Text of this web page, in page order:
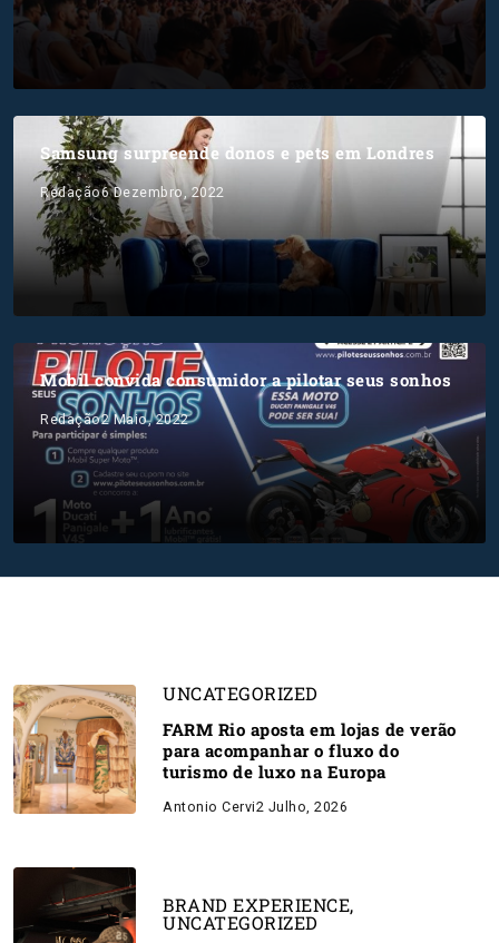
Samsung surpreende donos e pets em Londres
Redação6 Dezembro, 2022
Mobil convida consumidor a pilotar seus sonhos
Redação2 Maio, 2022
UNCATEGORIZED
FARM Rio aposta em lojas de verão
para acompanhar o fluxo do
turismo de luxo na Europa
Antonio Cervi2 Julho, 2026
BRAND EXPERIENCE,
UNCATEGORIZED